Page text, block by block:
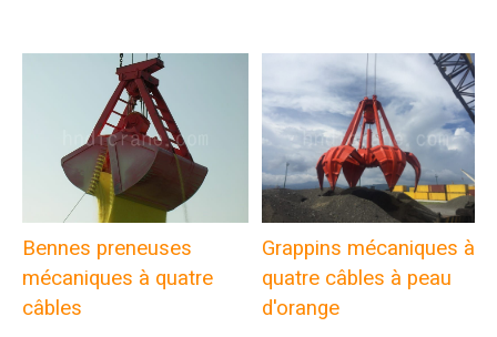
Bennes preneuses
mécaniques à quatre
câbles
Grappins mécaniques à
quatre câbles à peau
d'orange